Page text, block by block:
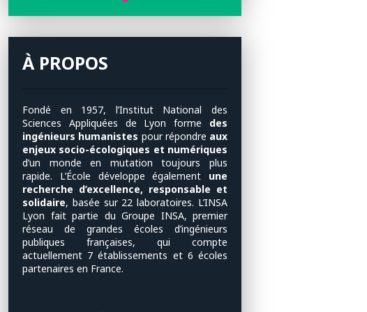
À PROPOS
Fondé en 1957, l’Institut National des
Sciences Appliquées de Lyon forme des
ingénieurs humanistes pour répondre aux
enjeux socio-écologiques et numériques
d’un monde en mutation toujours plus
rapide. L’École développe également une
recherche d’excellence, responsable et
solidaire, basée sur 22 laboratoires. L’INSA
Lyon fait partie du Groupe INSA, premier
réseau de grandes écoles d’ingénieurs
publiques françaises, qui compte
actuellement 7 établissements et 6 écoles
partenaires en France.